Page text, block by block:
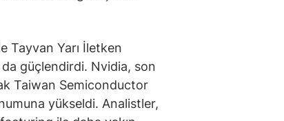
Tayvan Yarı İletken
güçlendirdi. Nvidia, son
Taiwan Semiconductor
yükseldi. Analistler,